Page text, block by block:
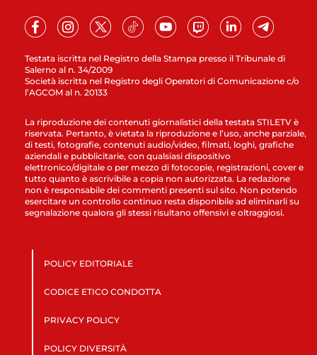
Testata iscritta nel Registro della Stampa presso il Tribunale di
Salerno al n. 34/2009
Società iscritta nel Registro degli Operatori di Comunicazione c/o
l’AGCOM al n. 20133
La riproduzione dei contenuti giornalistici della testata STILETV è
riservata. Pertanto, è vietata la riproduzione e l’uso, anche parziale,
di testi, fotografie, contenuti audio/video, filmati, loghi, grafiche
aziendali e pubblicitarie, con qualsiasi dispositivo
elettronico/digitale o per mezzo di fotocopie, registrazioni, cover e
tutto quanto è ascrivibile a copia non autorizzata. La redazione
non è responsabile dei commenti presenti sul sito. Non potendo
esercitare un controllo continuo resta disponibile ad eliminarli su
segnalazione qualora gli stessi risultano offensivi e oltraggiosi.
POLICY EDITORIALE
CODICE ETICO CONDOTTA
PRIVACY POLICY
POLICY DIVERSITÀ